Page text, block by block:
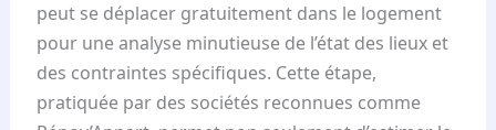
peut se déplacer gratuitement dans le logement
pour une analyse minutieuse de l’état des lieux et
des contraintes spécifiques. Cette étape,
pratiquée par des sociétés reconnues comme